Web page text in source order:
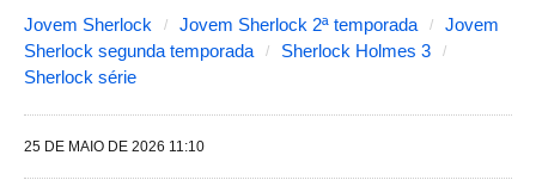
s
e
Jovem Sherlock Jovem Sherlock 2ª temporada
Jovem
Sherlock segunda temporada
Sherlock Holmes 3
Sherlock série
25 DE MAIO DE 2026 11:10